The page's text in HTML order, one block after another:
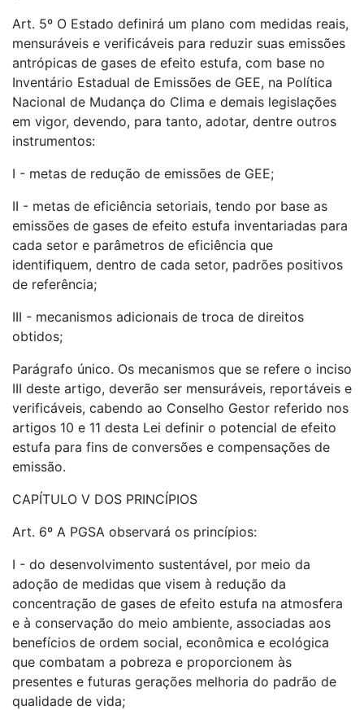
Art. 5º O Estado definirá um plano com medidas reais,
mensuráveis e verificáveis para reduzir suas emissões
antrópicas de gases de efeito estufa, com base no
Inventário Estadual de Emissões de GEE, na Política
Nacional de Mudança do Clima e demais legislações
em vigor, devendo, para tanto, adotar, dentre outros
instrumentos:
I - metas de redução de emissões de GEE;
II - metas de eficiência setoriais, tendo por base as
emissões de gases de efeito estufa inventariadas para
cada setor e parâmetros de eficiência que
identifiquem, dentro de cada setor, padrões positivos
de referência;
III - mecanismos adicionais de troca de direitos
obtidos;
Parágrafo único. Os mecanismos que se refere o inciso
III deste artigo, deverão ser mensuráveis, reportáveis e
verificáveis, cabendo ao Conselho Gestor referido nos
artigos 10 e 11 desta Lei definir o potencial de efeito
estufa para fins de conversões e compensações de
emissão.
CAPÍTULO V DOS PRINCÍPIOS
Art. 6º A PGSA observará os princípios:
I - do desenvolvimento sustentável, por meio da
adoção de medidas que visem à redução da
concentração de gases de efeito estufa na atmosfera
e à conservação do meio ambiente, associadas aos
benefícios de ordem social, econômica e ecológica
que combatam a pobreza e proporcionem às
presentes e futuras gerações melhoria do padrão de
qualidade de vida;